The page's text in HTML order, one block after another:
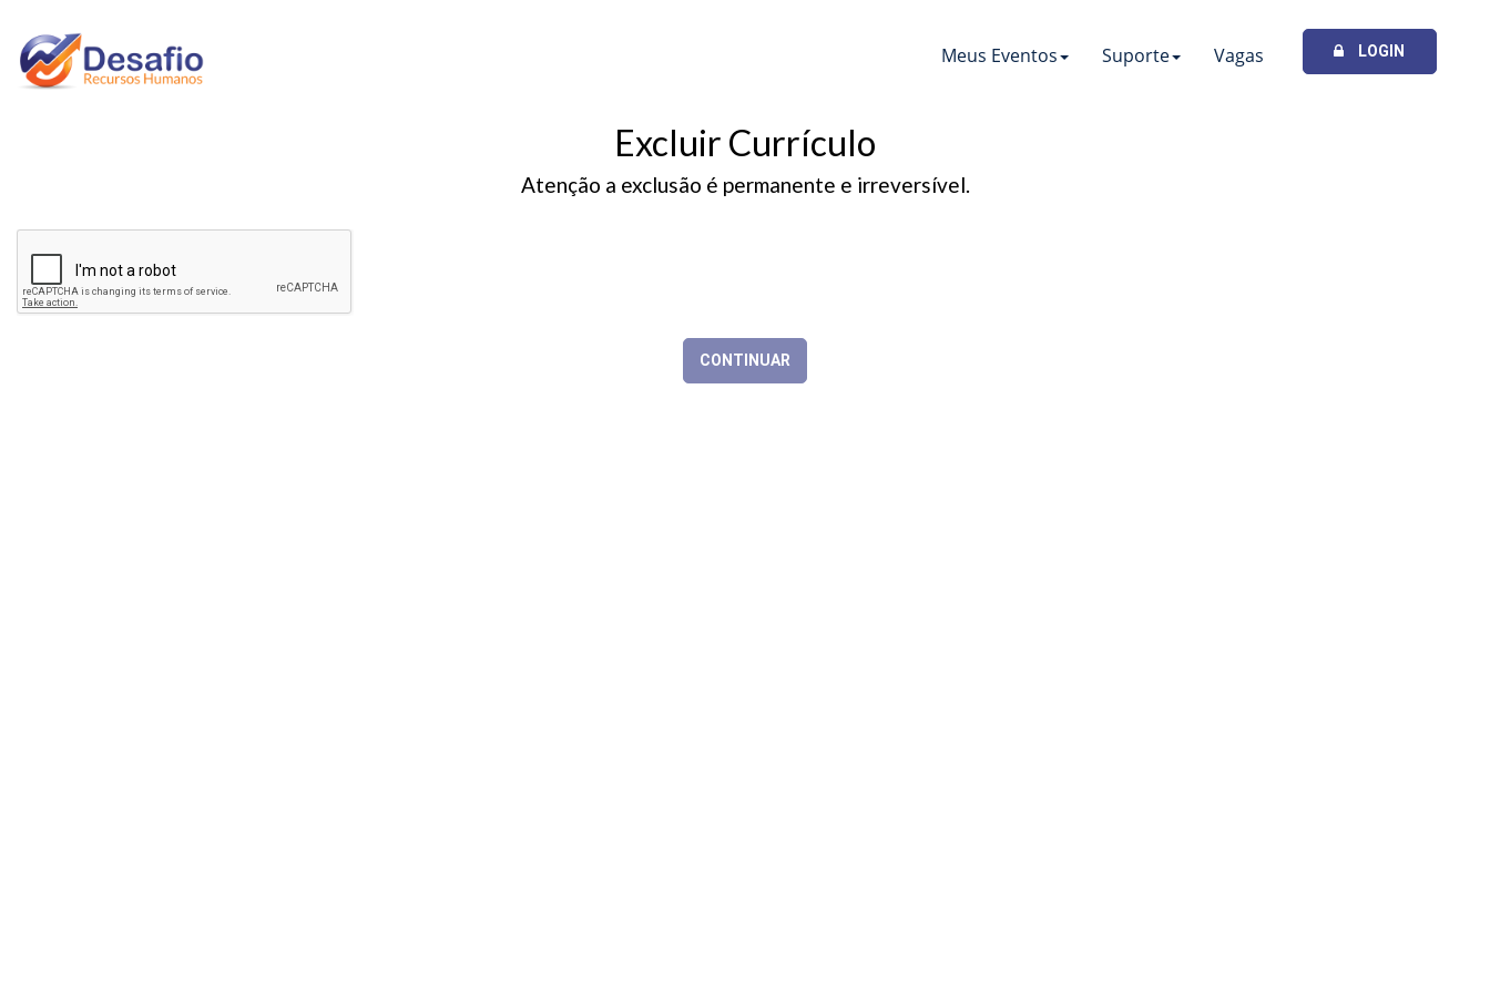
Meus Eventos Suporte Vagas LOGIN
Excluir Currículo
Atenção a exclusão é permanente e irreversível.